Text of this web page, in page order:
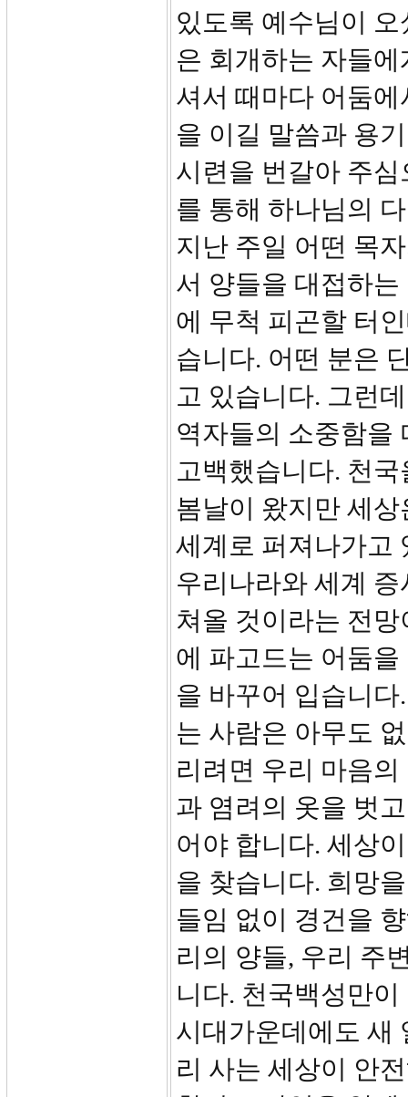
있도록 예수님이
은 회개하는 자들
셔서 때마다 어둠
을 이길 말씀과 용
시련을 번갈아 주
를 통해 하나님의
지난 주일 어떤 목
서 양들을 대접하
에 무척 피곤할 터
습니다. 어떤 분은
고 있습니다. 그런
역자들의 소중함을
고백했습니다. 천
봄날이 왔지만 세
세계로 퍼져나가고
우리나라와 세계
쳐올 것이라는 전
에 파고드는 어둠
을 바꾸어 입습니
는 사람은 아무도
리려면 우리 마음
과 염려의 옷을 벗
어야 합니다. 세상
을 찾습니다. 희망
들임 없이 경건을
리의 양들, 우리 주
니다. 천국백성만
시대가운데에도 새
리 사는 세상이 안